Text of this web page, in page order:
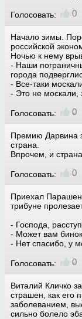
Голосовать: 0
Начало зимы.
российской
Ночью к нему
- Наши
города
- Все-таки
- Это не москали,
Голосовать: 0
Премию Дарвина
страна.
Впрочем, и
Голосовать: 0
Приехал
трибуне
- Господа,
- Может вам
- Нет спасибо, у
Голосовать: 0
Виталий Кличко
страшен, как его
заболеванием,
сильно болело